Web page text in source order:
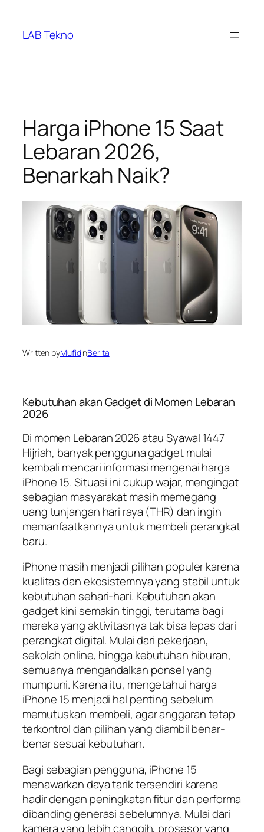
content
LAB Tekno
Harga iPhone 15 Saat
Lebaran 2026,
Benarkah Naik?
Written byMufidinBerita
Kebutuhan akan Gadget di Momen Lebaran
2026
Di momen Lebaran 2026 atau Syawal 1447
Hijriah, banyak pengguna gadget mulai
kembali mencari informasi mengenai harga
iPhone 15. Situasi ini cukup wajar, mengingat
sebagian masyarakat masih memegang
uang tunjangan hari raya (THR) dan ingin
memanfaatkannya untuk membeli perangkat
baru.
iPhone masih menjadi pilihan populer karena
kualitas dan ekosistemnya yang stabil untuk
kebutuhan sehari-hari. Kebutuhan akan
gadget kini semakin tinggi, terutama bagi
mereka yang aktivitasnya tak bisa lepas dari
perangkat digital. Mulai dari pekerjaan,
sekolah online, hingga kebutuhan hiburan,
semuanya mengandalkan ponsel yang
mumpuni. Karena itu, mengetahui harga
iPhone 15 menjadi hal penting sebelum
memutuskan membeli, agar anggaran tetap
terkontrol dan pilihan yang diambil benar-
benar sesuai kebutuhan.
Bagi sebagian pengguna, iPhone 15
menawarkan daya tarik tersendiri karena
hadir dengan peningkatan fitur dan performa
dibanding generasi sebelumnya. Mulai dari
kamera yang lebih canggih, prosesor yang